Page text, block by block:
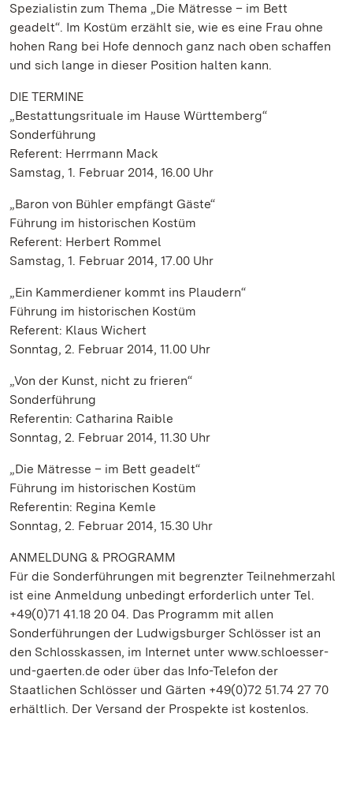
Spezialistin zum Thema „Die Mätresse – im Bett
geadelt“. Im Kostüm erzählt sie, wie es eine Frau ohne
hohen Rang bei Hofe dennoch ganz nach oben schaffen
und sich lange in dieser Position halten kann.
DIE TERMINE
„Bestattungsrituale im Hause Württemberg“
Sonderführung
Referent: Herrmann Mack
Samstag, 1. Februar 2014, 16.00 Uhr
„Baron von Bühler empfängt Gäste“
Führung im historischen Kostüm
Referent: Herbert Rommel
Samstag, 1. Februar 2014, 17.00 Uhr
„Ein Kammerdiener kommt ins Plaudern“
Führung im historischen Kostüm
Referent: Klaus Wichert
Sonntag, 2. Februar 2014, 11.00 Uhr
„Von der Kunst, nicht zu frieren“
Sonderführung
Referentin: Catharina Raible
Sonntag, 2. Februar 2014, 11.30 Uhr
„Die Mätresse – im Bett geadelt“
Führung im historischen Kostüm
Referentin: Regina Kemle
Sonntag, 2. Februar 2014, 15.30 Uhr
ANMELDUNG & PROGRAMM
Für die Sonderführungen mit begrenzter Teilnehmerzahl
ist eine Anmeldung unbedingt erforderlich unter Tel.
+49(0)71 41.18 20 04. Das Programm mit allen
Sonderführungen der Ludwigsburger Schlösser ist an
den Schlosskassen, im Internet unter www.schloesser-
und-gaerten.de oder über das Info-Telefon der
Staatlichen Schlösser und Gärten +49(0)72 51.74 27 70
erhältlich. Der Versand der Prospekte ist kostenlos.